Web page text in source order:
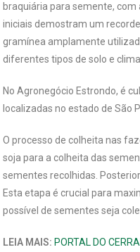
braquiária para semente,
iniciais demostram um
gramínea amplamente
diferentes tipos de solo e clima.
No Agronegócio Estrondo, é
localizadas no estado de São
O processo de colheita nas
soja para a colheita das
sementes recolhidas.
Esta etapa é crucial para
possível de sementes seja
LEIA MAIS: PORTAL DO